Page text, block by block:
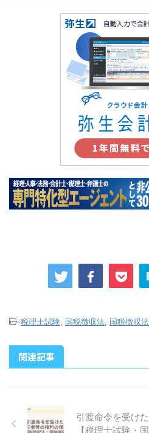
-税理士試験 国税徴収法 国税徴収
関連記事
引渡命令を受け
【税理士試験・